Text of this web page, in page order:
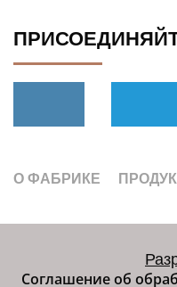
О ФАБРИКЕ
Соглашение об